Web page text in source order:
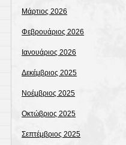
Μάρτιος 2026
Φεβρουάριος 2026
Ιανουάριος 2026
Δεκέμβριος 2025
Νοέμβριος 2025
Οκτώβριος 2025
Σεπτέμβριος 2025